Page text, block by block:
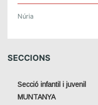
Núria
SECCIONS
Secció infantil i juvenil
MUNTANYA